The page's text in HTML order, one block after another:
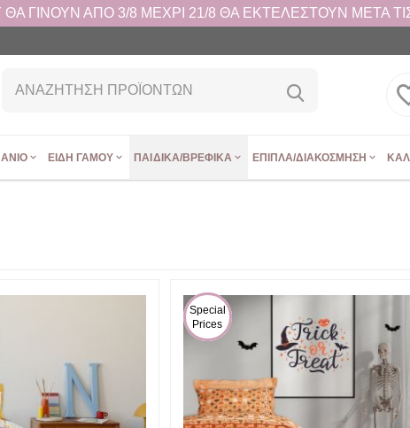
ΓΙΝΟΥΝ ΑΠΟ 3/8 ΜΕΧΡΙ 21/8 ΘΑ ΕΚΤΕΛΕΣΤΟΥΝ ΜΕΤΑ
ΕΊΔΗ ΓΆΜΟΥ ΠΑΙΔΙΚΆ/ΒΡΕΦΙΚΆ ΈΠΙΠΛΑ/ΔΙΑΚΌΣΜΗΣΗ
Special
Prices